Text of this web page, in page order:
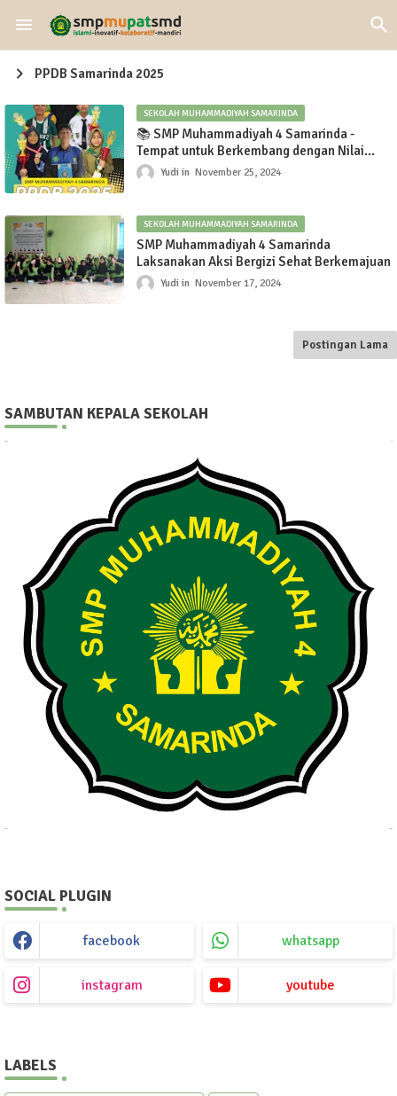
PPDB Samarinda 2025
SEKOLAH MUHAMMADIYAH SAMARINDA
📚 SMP Muhammadiyah 4 Samarinda -
Tempat untuk Berkembang dengan Nilai
Islami 🌟
Yudi November 25, 2024
SEKOLAH MUHAMMADIYAH SAMARINDA
SMP Muhammadiyah 4 Samarinda
Laksanakan Aksi Bergizi Sehat Berkemajuan
Yudi November 17, 2024
Postingan Lama
SAMBUTAN KEPALA SEKOLAH
SOCIAL PLUGIN
facebook whatsapp
instagram youtube
LABELS